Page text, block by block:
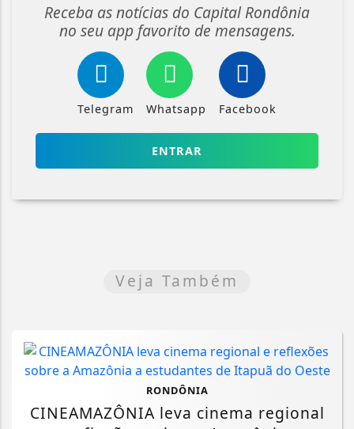
Receba as notícias do Capital Rondônia
no seu app favorito de mensagens.
Telegram Whatsapp Facebook
ENTRAR
Veja Também
RONDÔNIA
CINEAMAZÔNIA leva cinema regional